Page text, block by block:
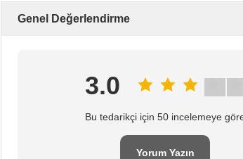
Genel Değerlendirme
3.0
Bu tedarikçi için 50 incelemeye
Yorum Yazın